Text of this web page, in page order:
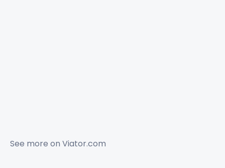
See more on Viator.com